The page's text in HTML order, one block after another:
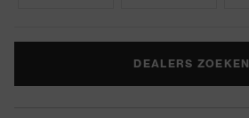
DEALERS ZOEKEN